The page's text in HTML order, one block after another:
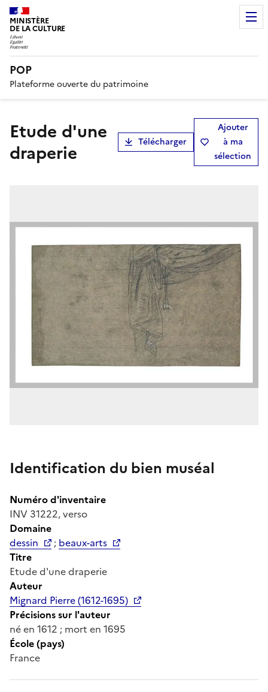
MINISTÈRE
DE LA CULTURE
POP
Plateforme ouverte du patrimoine
Etude d'une
draperie
Télécharger
Ajouter
à ma
sélection
Identification du bien muséal
Numéro d'inventaire
INV 31222, verso
Domaine
dessin
; beaux-arts
Titre
Etude d'une draperie
Auteur
Mignard Pierre (1612-1695)
Précisions sur l'auteur
né en 1612 ; mort en 1695
École (pays)
France